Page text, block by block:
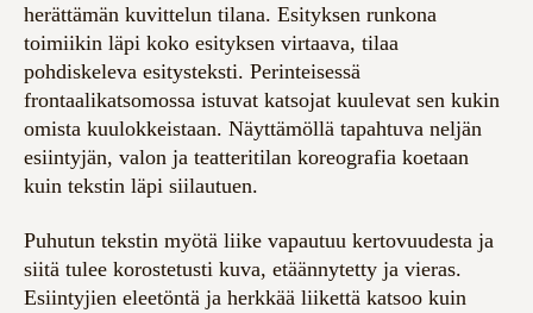
herättämän kuvittelun tilana. Esityksen runkona
toimiikin läpi koko esityksen virtaava, tilaa
pohdiskeleva esitysteksti. Perinteisessä
frontaalikatsomossa istuvat katsojat kuulevat sen kukin
omista kuulokkeistaan. Näyttämöllä tapahtuva neljän
esiintyjän, valon ja teatteritilan koreografia koetaan
kuin tekstin läpi siilautuen.
Puhutun tekstin myötä liike vapautuu kertovuudesta ja
siitä tulee korostetusti kuva, etäännytetty ja vieras.
Esiintyjien eleetöntä ja herkkää liikettä katsoo kuin